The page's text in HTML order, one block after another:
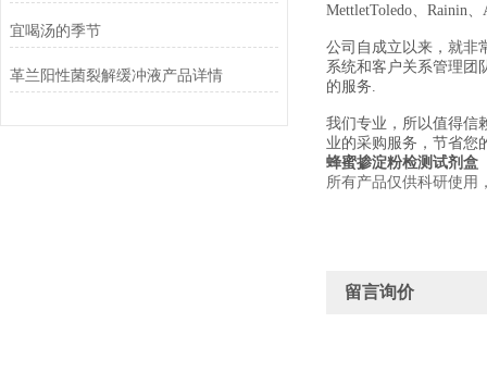
宜喝汤的季节
革兰阳性菌裂解缓冲液产品详情
MettletToledo、Rainin
公司自成立以来，就非
系统和客户关系管理团
的服务.
我们专业，所以值得信
业的采购服务，节省您
蜂蜜掺淀粉检测试剂盒
所有产品仅供科研使用
留言询价